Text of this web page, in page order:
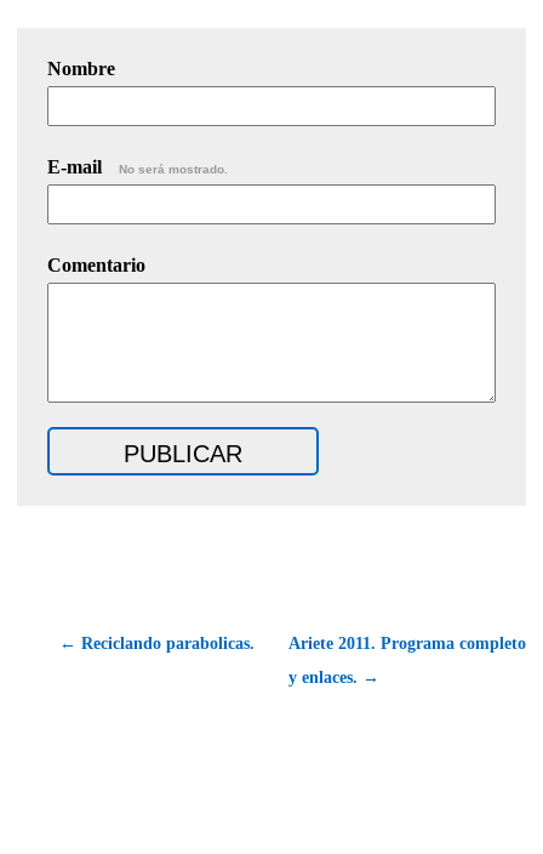
Nombre
E-mail No será mostrado.
Comentario
← Reciclando parabolicas.
Ariete 2011. Programa completo
y enlaces. →